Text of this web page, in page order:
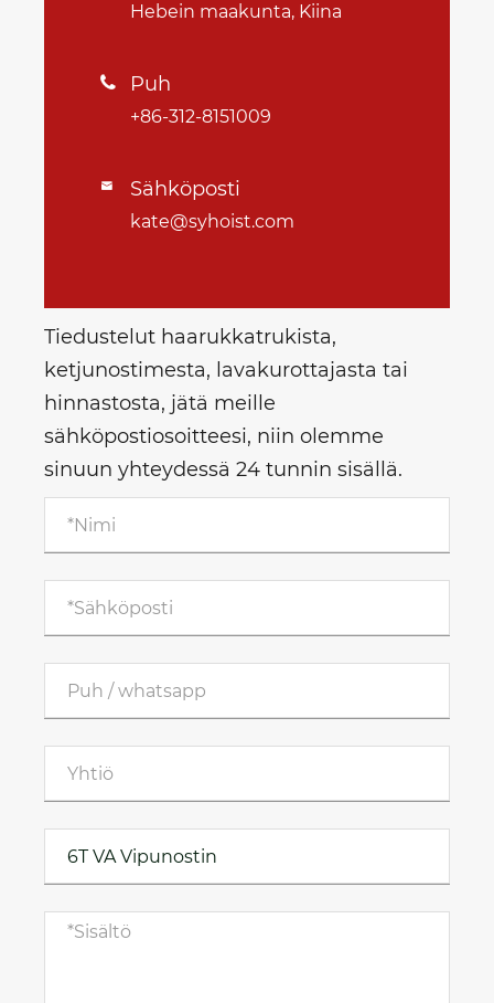
Hebein maakunta, Kiina
 Puh
+86-312-8151009
 Sähköposti
kate@syhoist.com
Tiedustelut haarukkatrukista,
ketjunostimesta, lavakurottajasta tai
hinnastosta, jätä meille
sähköpostiosoitteesi, niin olemme
sinuun yhteydessä 24 tunnin sisällä.